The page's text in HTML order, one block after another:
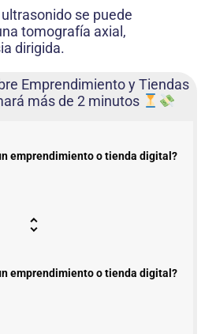
se puede
tomografía axial,
dirigida.
Emprendimiento y Tiendas
más de 2 minutos
emprendimiento o tienda digital?
emprendimiento o tienda digital?